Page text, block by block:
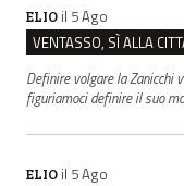
ELIO il 5 Ago
Definire volgare la Zanicchi
figuriamoci definire il suo
ELIO il 5 Ago